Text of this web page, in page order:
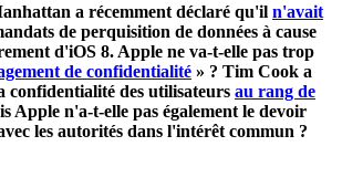
a récemment déclaré qu'il n'avait
de perquisition de données à cause
d'iOS 8. Apple ne va-t-elle pas trop
de confidentialité » ? Tim Cook a
confidentialité des utilisateurs au rang de
Apple n'a-t-elle pas également le devoir
les autorités dans l'intérêt commun ?